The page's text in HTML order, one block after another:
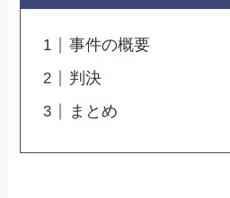
事件の概要
判決
まとめ